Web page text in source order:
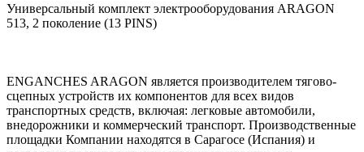
Универсальный комплект электрооборудования ARAGON
513, 2 поколение (13 PINS)
ENGANCHES ARAGON является производителем тягово-
сцепных устройств их компонентов для всех видов
транспортных средств, включая: легковые автомобили,
внедорожники и коммерческий транспорт. Производственные
площадки Компании находятся в Сарагосе (Испания) и